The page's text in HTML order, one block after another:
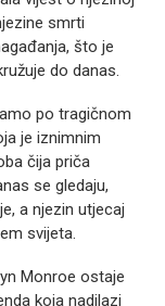
smrti
što je
do danas.
po tragičnom
je iznimnim
čija priča
se gledaju,
a njezin utjecaj
svijeta.
Monroe ostaje
koja nadilazi